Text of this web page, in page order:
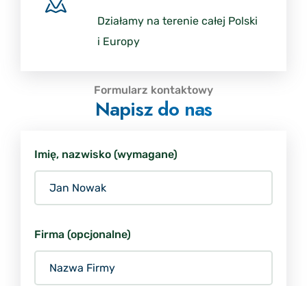
Działamy na terenie całej Polski
i Europy
Formularz kontaktowy
Napisz do nas
Imię, nazwisko (wymagane)
Firma (opcjonalne)